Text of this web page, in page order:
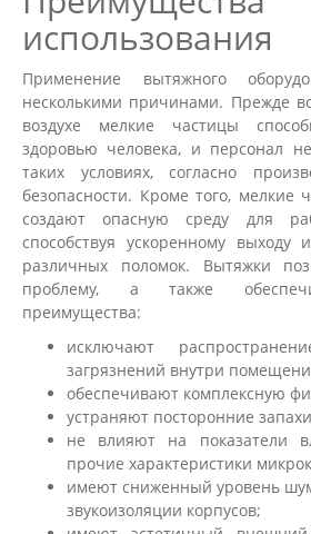
использования
Применение вытяжного
несколькими причинами. Прежде
воздухе мелкие частицы
здоровью человека, и персонал
таких условиях, согласно
безопасности. Кроме того,
создают опасную среду для
способствуя ускоренному выходу
различных поломок. Вытяжки
проблему, а также
преимущества:
исключают
загрязнений внутри
обеспечивают комплексную
устраняют посторонние
не влияют на показатели
прочие характеристики
имеют сниженный уровень
звукоизоляции корпусов;